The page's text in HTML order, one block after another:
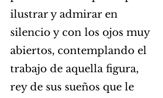
ilustrar y admirar en
silencio y con los ojos muy
abiertos, contemplando el
trabajo de aquella figura,
rey de sus sueños que le